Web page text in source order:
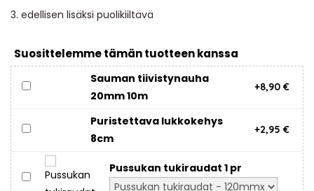
3. edellisen lisäksi puolikiiltävä
Suosittelemme tämän tuotteen kanssa
Sauman tiivistynauha
20mm 10m
+8,90 €
Puristettava lukkokehys
8cm
+2,95 €
Pussukan tukiraudat 1 pr